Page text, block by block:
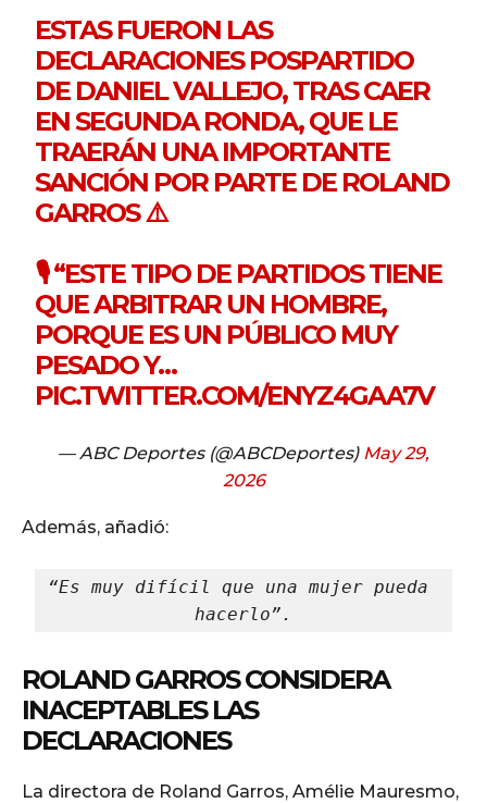
ESTAS FUERON LAS
DECLARACIONES POSPARTIDO
DE DANIEL VALLEJO, TRAS CAER
EN SEGUNDA RONDA, QUE LE
TRAERÁN UNA IMPORTANTE
SANCIÓN POR PARTE DE ROLAND
GARROS ⚠️
🎙️ “ESTE TIPO DE PARTIDOS TIENE
QUE ARBITRAR UN HOMBRE,
PORQUE ES UN PÚBLICO MUY
PESADO Y…
PIC.TWITTER.COM/ENYZ4GAA7V
— ABC Deportes (@ABCDeportes) May 29,
2026
Además, añadió:
“Es muy difícil que una mujer pueda
hacerlo”.
ROLAND GARROS CONSIDERA
INACEPTABLES LAS
DECLARACIONES
La directora de Roland Garros, Amélie Mauresmo,